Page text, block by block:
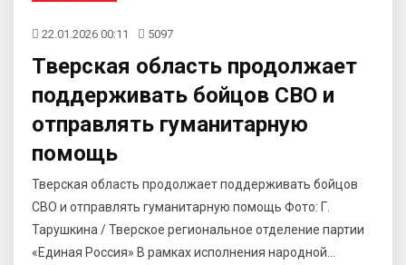
22.01.2026 00:11 5097
Тверская область продолжает
поддерживать бойцов СВО и
отправлять гуманитарную
помощь
Тверская область продолжает поддерживать бойцов
СВО и отправлять гуманитарную помощь Фото: Г.
Тарушкина / Тверское региональное отделение партии
«Единая Россия» В рамках исполнения народной...